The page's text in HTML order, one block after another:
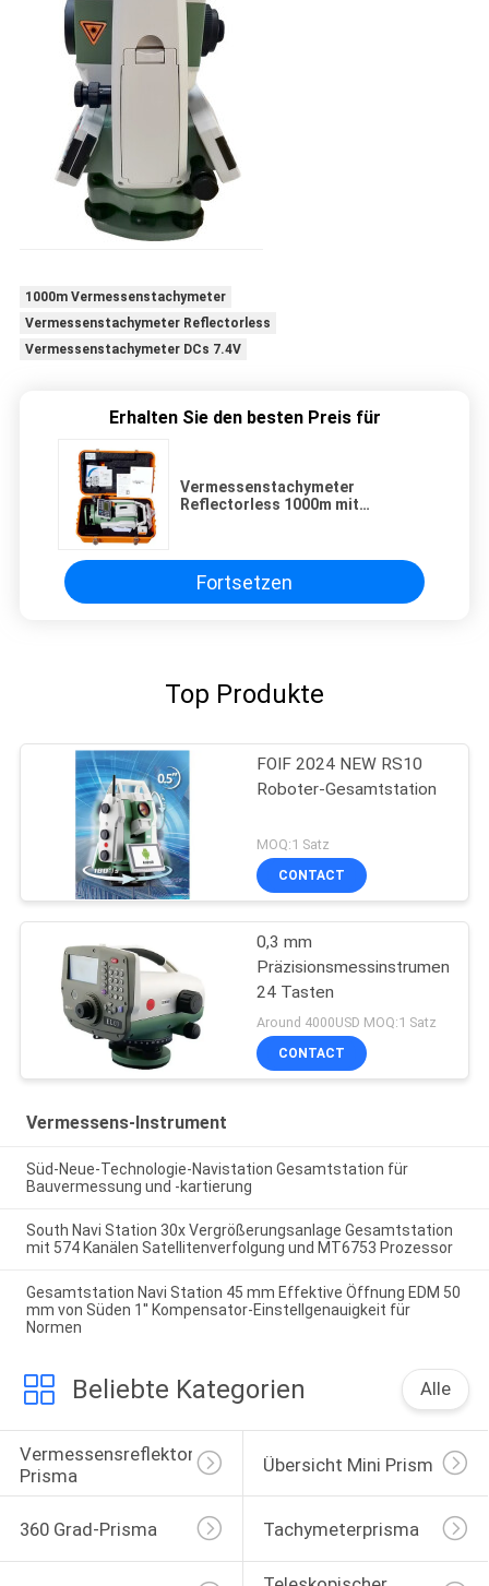
1000m Vermessenstachymeter
Vermessenstachymeter Reflectorless
Vermessenstachymeter DCs 7.4V
Erhalten Sie den besten Preis für
Vermessenstachymeter
Reflectorless 1000m mit
Fortsetzen
Top Produkte
FOIF 2024 NEW RS10
Roboter-Gesamtstation
MOQ:1 Satz
CONTACT
0,3 mm
Präzisionsmessinstrument
24 Tasten
Around 4000USD MOQ:1 Satz
CONTACT
Vermessens-Instrument
Süd-Neue-Technologie-Navistation Gesamtstation für
Bauvermessung und -kartierung
South Navi Station 30x Vergrößerungsanlage Gesamtstation
mit 574 Kanälen Satellitenverfolgung und MT6753 Prozessor
Gesamtstation Navi Station 45 mm Effektive Öffnung EDM 50
mm von Süden 1'' Kompensator-Einstellgenauigkeit für
Normen
Beliebte Kategorien Alle
Vermessensreflektor-
Prisma
Übersicht Mini Prism
360 Grad-Prisma Tachymeterprisma